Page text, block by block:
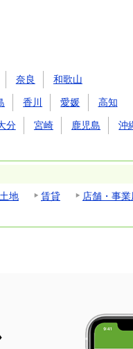
奈良 和歌山
香川 愛媛 高知
分 宮崎 鹿児島 沖
土地 賃貸
店舗・事業